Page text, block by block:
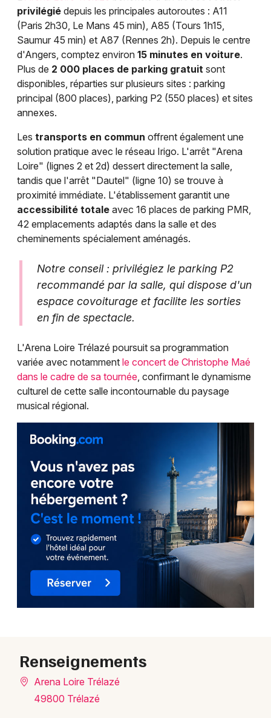
privilégié depuis les principales autoroutes : A11
(Paris 2h30, Le Mans 45 min), A85 (Tours 1h15,
Saumur 45 min) et A87 (Rennes 2h). Depuis le centre
d'Angers, comptez environ 15 minutes en voiture.
Plus de 2 000 places de parking gratuit sont
disponibles, réparties sur plusieurs sites : parking
principal (800 places), parking P2 (550 places) et sites
annexes.
Les transports en commun offrent également une
solution pratique avec le réseau Irigo. L'arrêt "Arena
Loire" (lignes 2 et 2d) dessert directement la salle,
tandis que l'arrêt "Dautel" (ligne 10) se trouve à
proximité immédiate. L'établissement garantit une
accessibilité totale avec 16 places de parking PMR,
42 emplacements adaptés dans la salle et des
cheminements spécialement aménagés.
Notre conseil : privilégiez le parking P2
recommandé par la salle, qui dispose d'un
espace covoiturage et facilite les sorties
en fin de spectacle.
L'Arena Loire Trélazé poursuit sa programmation
variée avec notamment le concert de Christophe Maé
dans le cadre de sa tournée, confirmant le dynamisme
culturel de cette salle incontournable du paysage
musical régional.
Renseignements
Arena Loire Trélazé
49800 Trélazé